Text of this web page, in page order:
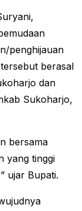
penghijauan
berasal
dan
Sukoharjo,
bersama
yang tinggi
ujar Bupati.